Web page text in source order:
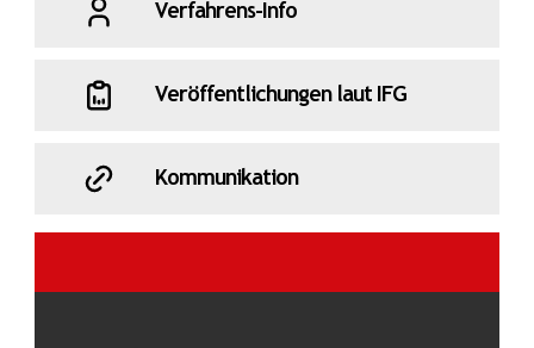
Verfahrens-Info
Veröffentlichungen laut IFG
Kommunikation